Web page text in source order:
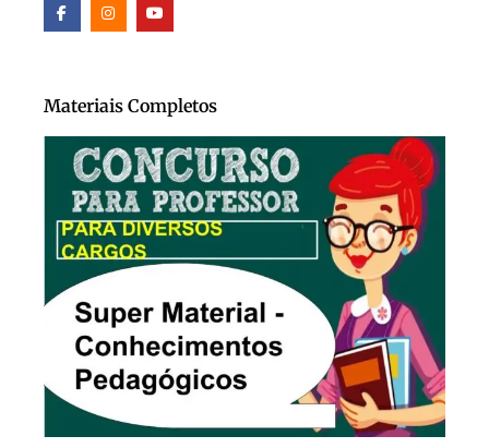
Materiais Completos